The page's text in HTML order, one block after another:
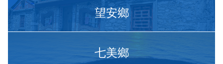
望安鄉
七美鄉